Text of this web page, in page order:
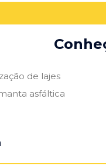
de lajes
asfáltica